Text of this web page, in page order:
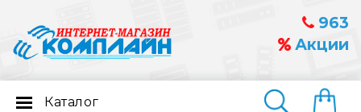
963
Акции
Найти
Каталог